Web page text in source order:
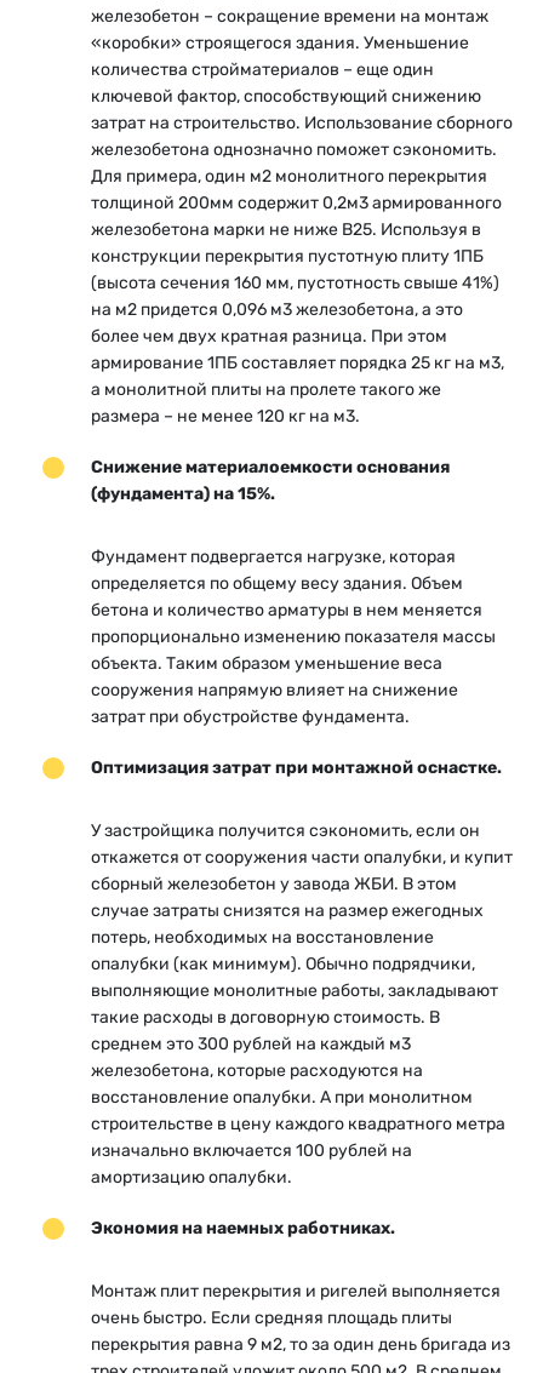
железобетон – сокращение времени на монтаж
«коробки» строящегося здания. Уменьшение
количества стройматериалов – еще один
ключевой фактор, способствующий снижению
затрат на строительство. Использование сборного
железобетона однозначно поможет сэкономить.
Для примера, один м2 монолитного перекрытия
толщиной 200мм содержит 0,2м3 армированного
железобетона марки не ниже В25. Используя в
конструкции перекрытия пустотную плиту 1ПБ
(высота сечения 160 мм, пустотность свыше 41%)
на м2 придется 0,096 м3 железобетона, а это
более чем двух кратная разница. При этом
армирование 1ПБ составляет порядка 25 кг на м3,
а монолитной плиты на пролете такого же
размера – не менее 120 кг на м3.
Снижение материалоемкости основания
(фундамента) на 15%.
Фундамент подвергается нагрузке, которая
определяется по общему весу здания. Объем
бетона и количество арматуры в нем меняется
пропорционально изменению показателя массы
объекта. Таким образом уменьшение веса
сооружения напрямую влияет на снижение
затрат при обустройстве фундамента.
Оптимизация затрат при монтажной оснастке.
У застройщика получится сэкономить, если он
откажется от сооружения части опалубки, и купит
сборный железобетон у завода ЖБИ. В этом
случае затраты снизятся на размер ежегодных
потерь, необходимых на восстановление
опалубки (как минимум). Обычно подрядчики,
выполняющие монолитные работы, закладывают
такие расходы в договорную стоимость. В
среднем это 300 рублей на каждый м3
железобетона, которые расходуются на
восстановление опалубки. А при монолитном
строительстве в цену каждого квадратного метра
изначально включается 100 рублей на
амортизацию опалубки.
Экономия на наемных работниках.
Монтаж плит перекрытия и ригелей выполняется
очень быстро. Если средняя площадь плиты
перекрытия равна 9 м2, то за один день бригада из